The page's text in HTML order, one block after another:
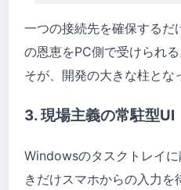
一つの接続先を確保するだ
の恩恵をPC側で受けられ
そが、開発の大きな柱とな
3. 現場主義の常駐型UI
Windowsのタスクトレイ
きだけスマホからの入力を